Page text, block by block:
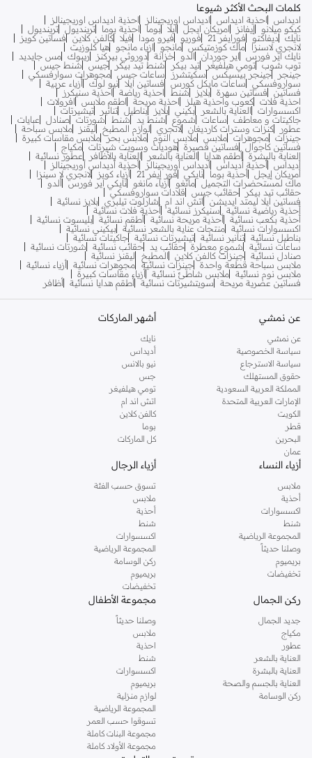
كلمات البحث الأكثر شيوعا
اديداس احذية اديداس اديداس اوريجينالز
احذية اديداس اوريجينالز
كيكو ميلانو
إيفانز امريكان ايجل ايلا بوما احذية بوما ترينديول ترينديول
نايك ديفاكتو فورايفر 21 فوريو فيرو مودا فيلا كالفن كلاين فساتين كويز
لانجري لاسنزا
ماك كوزمتيكس مانجو ازياء مانجو
هيا كلوزيت
نايك اير فورس
اير جوردان الدو خزانة دوروثي بيركنز ريبوك مس جايديد
توب شوب تومي هيلفيغر تيد بيكر شنط تيد بيكر جيس
شنط جيس
جينجر
جينجر بيسيكس سكيتشرز ساعات جيس مجوهرات سوارفسكي
سواروفسكي
ساعات مايكل كورس فساتين ايلا نيو لوك أزياء عربية
فساتين
فساتين سهرة بلايز شنط احذية رياضة
احذية سنيكرز
احذية فلات كعوب واحذية هيلز احذية مريحة اطقم ملابس
افرولات
اكسسوارات
العناية بالشعر بكيني بلايز بناطيل تنانير
تيشيرتات
جاكيتات و معاطف
ساعات شموع شنط يد شنط شورتات صنادل
عبايات
عطور
كنزات وسترات كارديغان لانجري لوازم المطبخ ليقنز
ملابس سباحة
جينزات مجوهرات ملابس ملابس النوم ملابس بحر ملابس مقاسات كبيرة
فساتين كاجوال
فساتين قصيرة هوديات وسويت شيرتات مكياج
العناية بالبشرة أطقم هدايا العناية بالشعر العناية بالأظافر
عطور نسائية
أديداس أحذية أديداس أديداس أوريجينالز
أحذية أديداس أوريجينالز
أمريكان إيجل أحذية بوما نايكي فور إيفر 21 أزياء كويز
لانجري لا سينزا
ماك لمستحضرات التجميل مانغو أزياء مانغو نايكي اير فورس ألدو
حقائب تيد بيكر
حقائب جيس
قلادات سواروفسكي
فساتين ايلا ليمتد ايديشن
اتش اند ام شارلوت تيلبري بلايز نسائية
أحذية رياضية نسائية
سنيكرز نسائية أحذية فلات نسائية
أحذية بكعب نسائية أحذية مريحة نسائية أطقم نسائية بليسوت نسائية
اكسسوارات نسائية منتجات عناية بالشعر نسائية بيكيني نسائية
بناطيل نسائية تنانير نسائية تيشيرتات نسائية جاكيتات نسائية
ساعات نسائية
شموع معطرة حقائب يد حقائب نسائية
شورتات نسائية
صنادل نسائية جينزات كالفن كلاين المطبخ
ليقنز نسائية
ملابس سباحة قطعة واحدة جينزات نسائية مجوهرات نسائية أزياء نسائية
ملابس نوم نسائية ملابس شاطئ نسائية أزياء مقاسات كبيرة
فساتين عصرية مريحة
سويتشيرتات نسائية أطقم هدايا نسائية أظافر
عن نمشي
عن نمشي
سياسة الخصوصية
سياسة الاسترجاع
حقوق المستهلك
المملكة العربية السعودية
الإمارات العربية المتحدة
الكويت
قطر
البحرين
عمان
أشهر الماركات
نايك
أديداس
نيو بالانس
جس
تومي هيلفيغر
اتش اند ام
كالفن كلاين
بوما
كل الماركات
أزياء النساء
ملابس
أحذية
اكسسوارات
شنط
المجموعة الرياضية
وصلنا حديثاً
بريميوم
تخفيضات
أزياء الرجال
تسوق حسب الفئة
ملابس
أحذية
شنط
اكسسوارات
المجموعة الرياضية
ركن الوسامة
بريميوم
تخفيضات
ركن الجمال
جديد الجمال
مكياج
عطور
العناية بالشعر
العناية بالبشرة
العناية بالجسم والصحة
ركن الوسامة
مجموعة الأطفال
وصلنا حديثاً
ملابس
احذية
شنط
اكسسوارات
بريميوم
لوازم منزلية
المجموعة الرياضية
تسوقوا حسب العمر
مجموعة البنات كاملة
مجموعة الأولاد كاملة